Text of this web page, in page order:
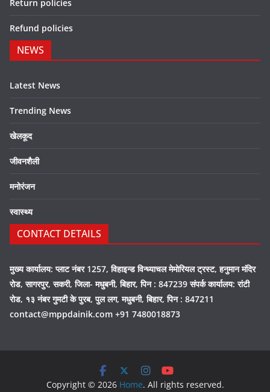
Return policies
Refund policies
NEWS
Latest News
Trending News
खेलकूद
जीवनशैली
मनोरंजन
स्वास्थ्य
CONTACT DETAILS
मुख्य कार्यालय: प्लाट नंबर 1257, विहाइन्ड विन्ध्याचल मेमोरियल ट्रस्ट, हनुमान मंदिर
रोड, सागरपुर, सकरी, जिला- मधुबनी, बिहार, पिन : 847239 संपर्क कार्यालय: रांटी
रोड, १३ नंबर गुमटी के पुरब, पुल लग, मधुबनी, बिहार, पिन : 847211
contact@mppdainik.com +91 7480018873
Copyright © 2026 Home. All rights reserved.